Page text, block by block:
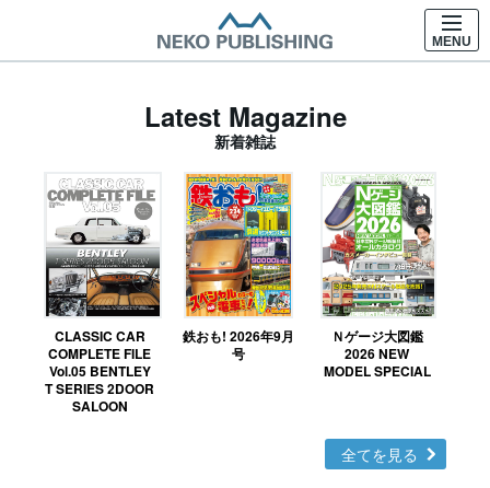
MENU
Latest Magazine
新着雑誌
CLASSIC CAR
COMPLETE FILE
Vol.05 BENTLEY
T SERIES 2DOOR
SALOON
鉄おも! 2026年9月
号
Ｎゲージ大図鑑
2026 NEW
MODEL SPECIAL
全てを見る